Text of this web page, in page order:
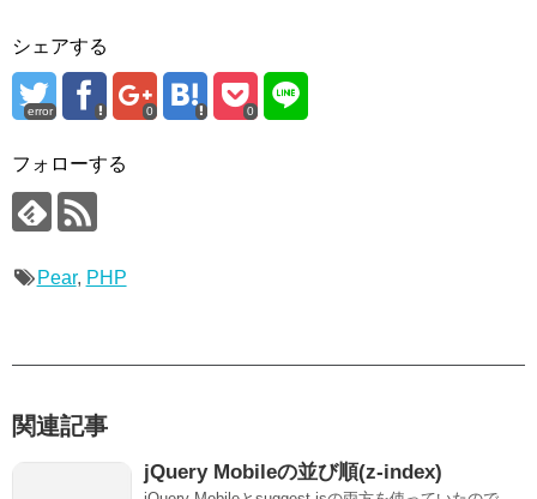
シェアする
error 0 0
フォローする
Pear, PHP
関連記事
jQuery Mobileの並び順(z-index)